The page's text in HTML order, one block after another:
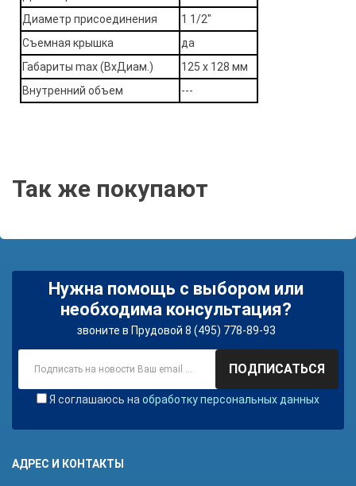
Диаметр присоединения
1 1/2"
Съемная крышка
да
Габариты max (ВхДиам.)
125 х 128 мм
Внутренний объем
---
Так же покупают
Нужна помощь с выбором или
необходима консультация?
звоните в Прудовой 8 (495) 778-89-93
ПОДПИСАТЬСЯ
Я соглашаюсь на обработку персональных данных
АДРЕС И КОНТАКТЫ